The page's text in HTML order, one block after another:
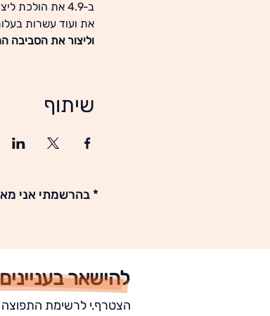
ב-4.9 את הולכת ליצור את הסביבה שלך!
את ועוד עשרות
וליצור את הסביבה
שיתוף
* בהרשמתי אני
הצטרף.י לרשימת התפוצה
להישאר בעניינים